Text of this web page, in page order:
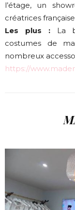
l’étage, un
créatrices
Les plus :La
costumes de
nombreux
https://